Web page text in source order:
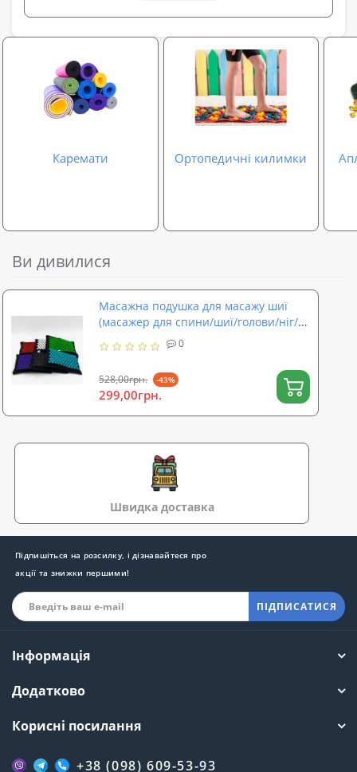
Каремати Ортопедичні килимки
Ви дивилися
Масажна подушка для масажу шиї
(масажер для спини/шиї/голови/ніг/
стоп/тіла) OSPORT Pro (apl-017)
0
528,00грн. -43%
299,00грн.
Швидка доставка
Підпишіться на розсилку, і дізнавайтеся про
акції та знижки першими!
ПІДПИСАТИСЯ
Інформація
Додатково
Корисні посилання
+38 (098) 609-53-93